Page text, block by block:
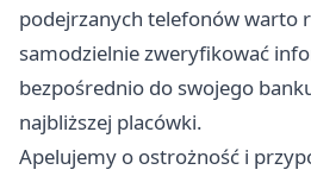
podejrzanych telefonów warto
samodzielnie zweryfikować
bezpośrednio do swojego
najbliższej placówki.
Apelujemy o ostrożność i